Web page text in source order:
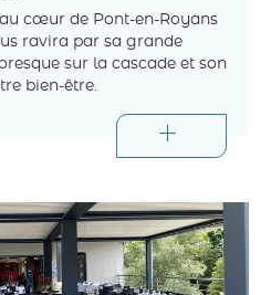
cœur de Pont-en-Royans
ravira par sa grande
sur la cascade et son
bien-être.